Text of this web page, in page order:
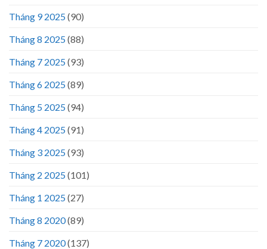
Tháng 9 2025(90)
Tháng 8 2025(88)
Tháng 7 2025(93)
Tháng 6 2025(89)
Tháng 5 2025(94)
Tháng 4 2025(91)
Tháng 3 2025(93)
Tháng 2 2025(101)
Tháng 1 2025(27)
Tháng 8 2020(89)
Tháng 7 2020(137)